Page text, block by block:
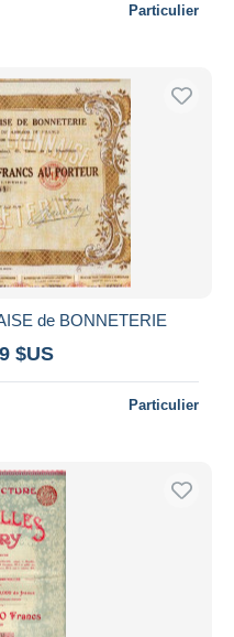
Particulier
de BONNETERIE
$US
Particulier